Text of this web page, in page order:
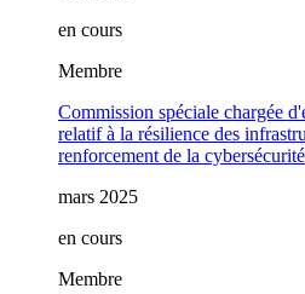
en cours
Membre
Commission spéciale chargée
relatif à la résilience des
renforcement de la cybersécurité
mars 2025
en cours
Membre